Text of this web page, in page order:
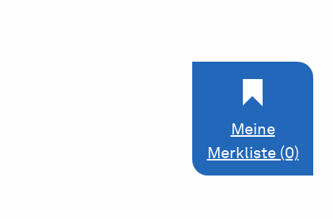
Meine
Merkliste (0)